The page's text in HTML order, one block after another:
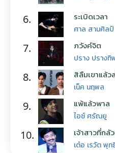
6. ระเบิดเวลา
ศาล สานศิลป์
7. ภวังค์จิต
ปราง ปรางทิ
8. สิลืมเขาแล้ว
เน็ค นฤพล
9. แพ้แล้วพาล
ไอซ์ ศรัณยู
10. เจ้าสาวที่กลั
เต๋อ เรวัต พุท